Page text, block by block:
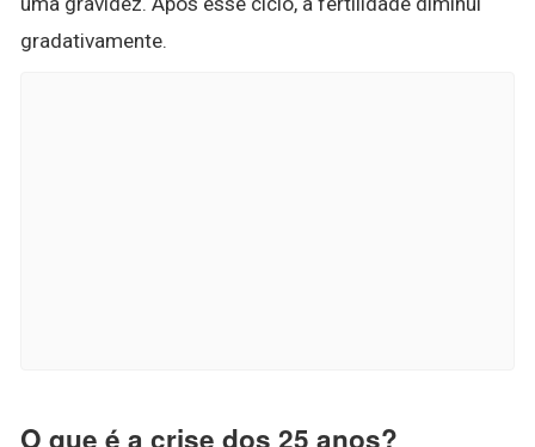
gradativamente.
O que é a crise dos 25 anos?